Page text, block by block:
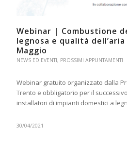
Webinar | Combustione
legnosa e qualità
Maggio
NEWS ED EVENTI, PROSSIMI APPUNTAMENTI
Webinar gratuito organizzato dalla
Trento e obbligatorio per il
installatori di impianti domestici a
30/04/2021